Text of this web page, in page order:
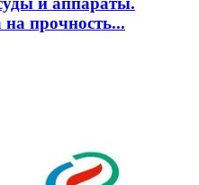
прочность...